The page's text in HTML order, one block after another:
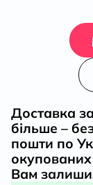
Доставка
більше –
пошти по
окупованих
Вам